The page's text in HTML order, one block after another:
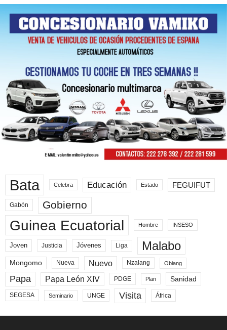
Bata Celebra Educación Estado FEGUIFUT
Gabón Gobierno
Guinea Ecuatorial Hombre INSESO
Joven Justicia Jóvenes Liga Malabo
Mongomo Nueva Nuevo Nzalang Obiang
Papa Papa León XIV PDGE Plan Sanidad
SEGESA Seminario UNGE Visita África